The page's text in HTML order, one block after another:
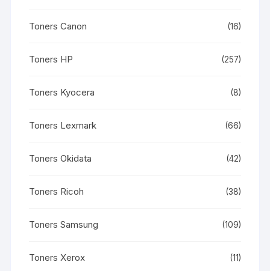
Toners Canon (16)
Toners HP (257)
Toners Kyocera (8)
Toners Lexmark (66)
Toners Okidata (42)
Toners Ricoh (38)
Toners Samsung (109)
Toners Xerox (11)